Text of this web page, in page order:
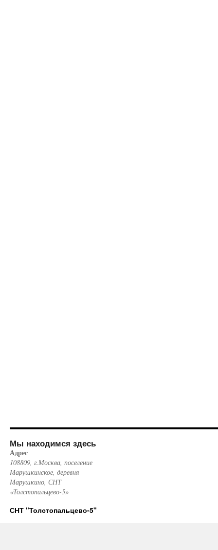
Мы находимся здесь
Адрес
108809, г.Москва, поселение
Марушкинское, деревня
Марушкино, СНТ
«Толстопальцево-5»
СНТ "Толстопальцево-5"